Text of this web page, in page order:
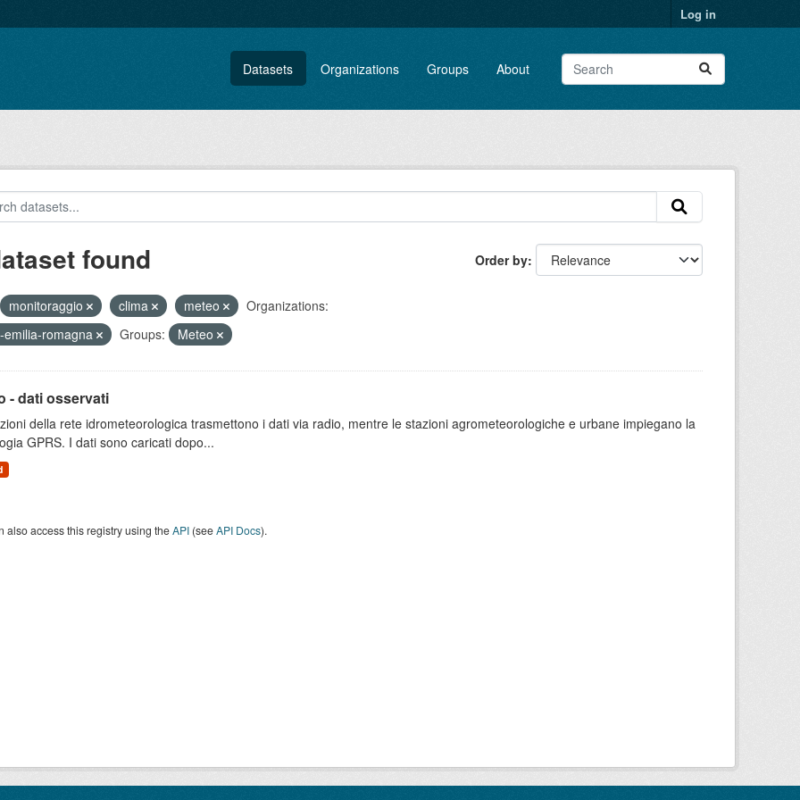
Log in
Datasets Organizations Groups About
Order by
found
monitoraggio clima meteo
Organizations:
emilia-romagna
Groups: Meteo
- dati osservati
della rete idrometeorologica trasmettono i dati via radio, mentre le stazioni agrometeorologiche e urbane impiegano la
GPRS. I dati sono caricati dopo...
also access this registry using theAPI(seeAPI Docs).